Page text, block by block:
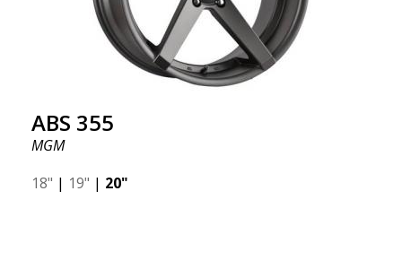
ABS 355
MGM
18" | 19" | 20"